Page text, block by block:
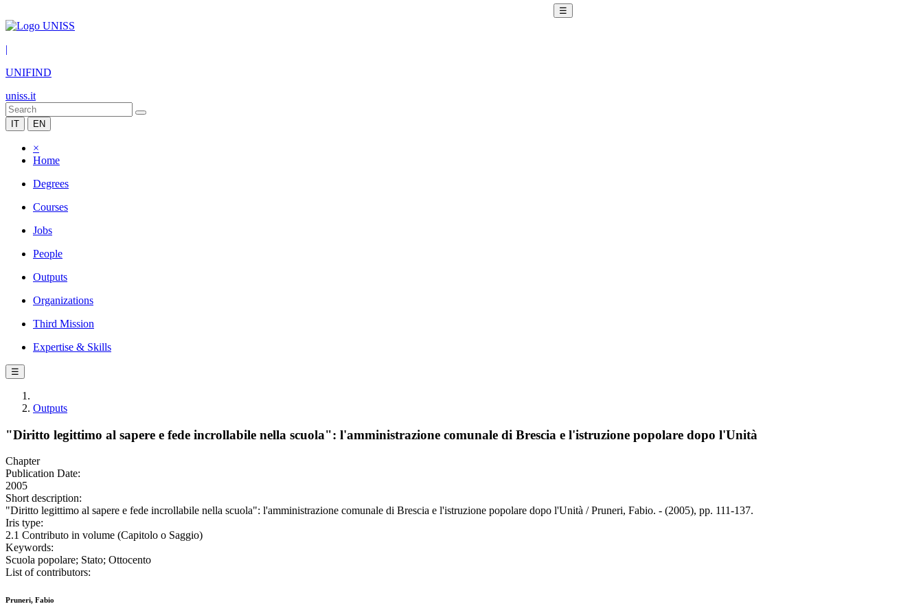
☰
|
UNIFIND
uniss.it
IT EN
×
Home
Degrees
Courses
Jobs
People
Outputs
Organizations
Third Mission
Expertise & Skills
☰
Outputs
"Diritto legittimo al sapere e fede incrollabile nella scuola": l'amministrazione comunale di Brescia e l'istruzione popolare dopo l'Unità
Chapter
Publication Date:
2005
Short description:
"Diritto legittimo al sapere e fede incrollabile nella scuola": l'amministrazione comunale di Brescia e l'istruzione popolare dopo l'Unità / Pruneri, Fabio. - (2005), pp. 111-137.
Iris type:
2.1 Contributo in volume (Capitolo o Saggio)
Keywords:
Scuola popolare; Stato; Ottocento
List of contributors:
Pruneri, Fabio